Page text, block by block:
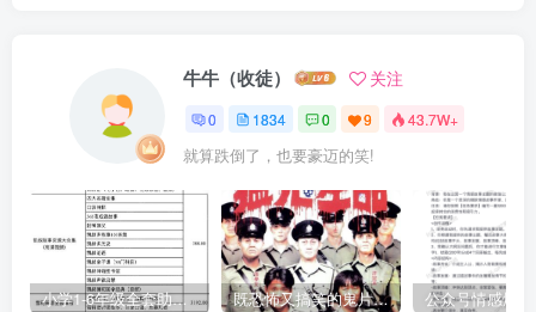
牛牛（收徒） 关注
0 1834 0 9 43.7W+
就算跌倒了，也要豪迈的笑!
小学1-6年级全套助学资源包（9000GB）(超值的精品资源-会员也需单独购买哦) 既恐怖又搞笑的鬼片（10部猛鬼恐怖片都是喜剧片）